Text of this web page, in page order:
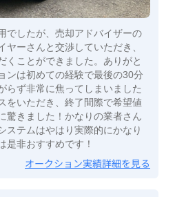
でしたが、売却アドバイザーの
ヤーさんと交渉していただき、
くことができました。ありがと
ンは初めての経験で最後の30分
らず非常に焦ってしまいました
をいただき、終了間際で希望値
驚きました！かなりの業者さん
ステムはやはり実際的にかなり
是非おすすめです！
オークション実績詳細を見る